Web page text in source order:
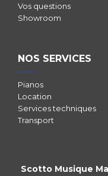
Vos questions
Showroom
NOS SERVICES
Pianos
Location
Services techniques
Transport
Scotto Musique